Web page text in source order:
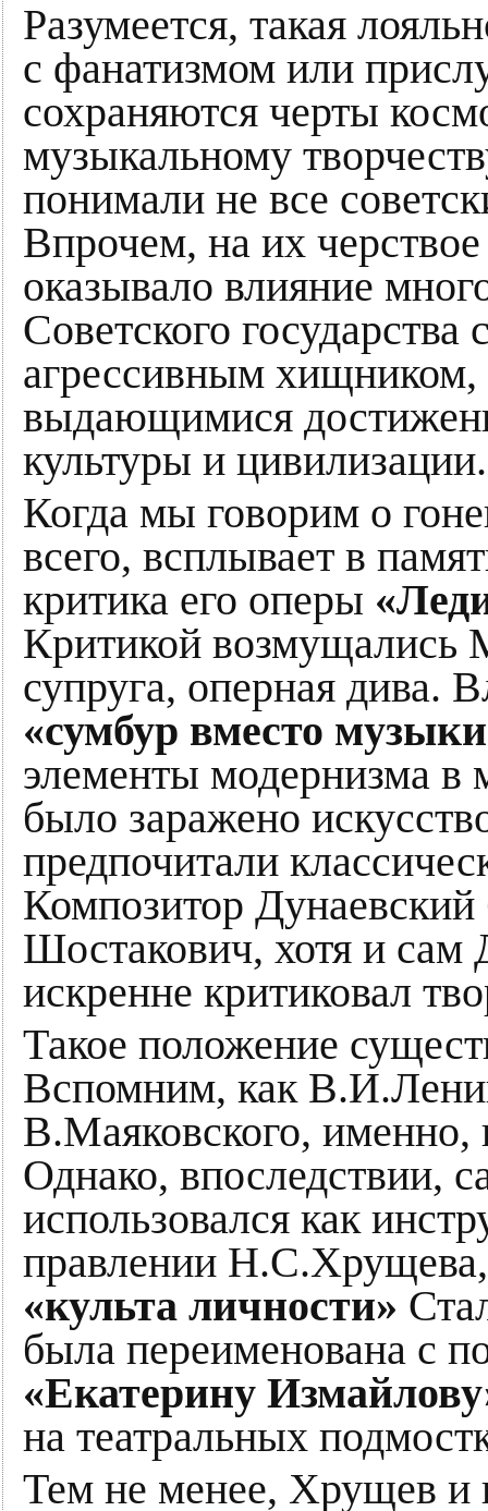
Разумеется, такая
с фанатизмом или
сохраняются черты
музыкальному
понимали не все
Впрочем, на их
оказывало влияние
Советского
агрессивным
выдающимися
культуры и цивилизации.
Когда мы говорим о
всего, всплывает в
критика его оперы
Критикой возмущались
супруга, оперная дива.
«сумбур вместо
элементы модернизма в
было заражено
предпочитали
Композитор
Шостакович, хотя и сам
искренне критиковал
Такое положение
Вспомним, как
В.Маяковского, именно,
Однако, впоследствии,
использовался как
правлении Н.С.Хрущева,
«культа личности»
была переименована с
«Екатерину
на театральных
Тем не менее, Хрущев и